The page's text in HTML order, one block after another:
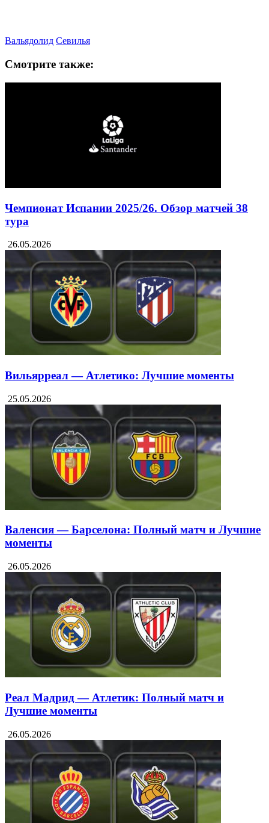
Вальядолид Севилья
Смотрите также:
Чемпионат Испании 2025/26. Обзор матчей 38
тура
26.05.2026
Вильярреал — Атлетико: Лучшие моменты
25.05.2026
Валенсия — Барселона: Полный матч и Лучшие
моменты
26.05.2026
Реал Мадрид — Атлетик: Полный матч и
Лучшие моменты
26.05.2026